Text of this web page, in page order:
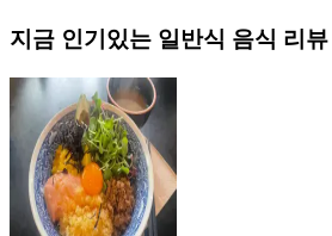
지금 인기있는 일반식 음식 리뷰